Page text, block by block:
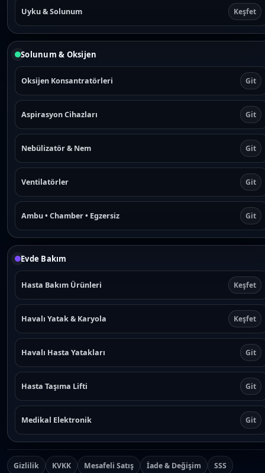
Uyku & Solunum Keşfet
Solunum & Oksijen
Oksijen Konsantratörleri Git
Aspirasyon Cihazları Git
Nebülizatör & Nem Git
Ventilatörler Git
Ambu • Chamber • Egzersiz Git
Evde Bakım
Hasta Bakım Ürünleri Keşfet
Havalı Yatak & Karyola Keşfet
Havalı Hasta Yatakları Git
Hasta Taşıma Lifti Git
Medikal Elektronik Git
Gizlilik KVKK Mesafeli Satış İade & Değişim SSS